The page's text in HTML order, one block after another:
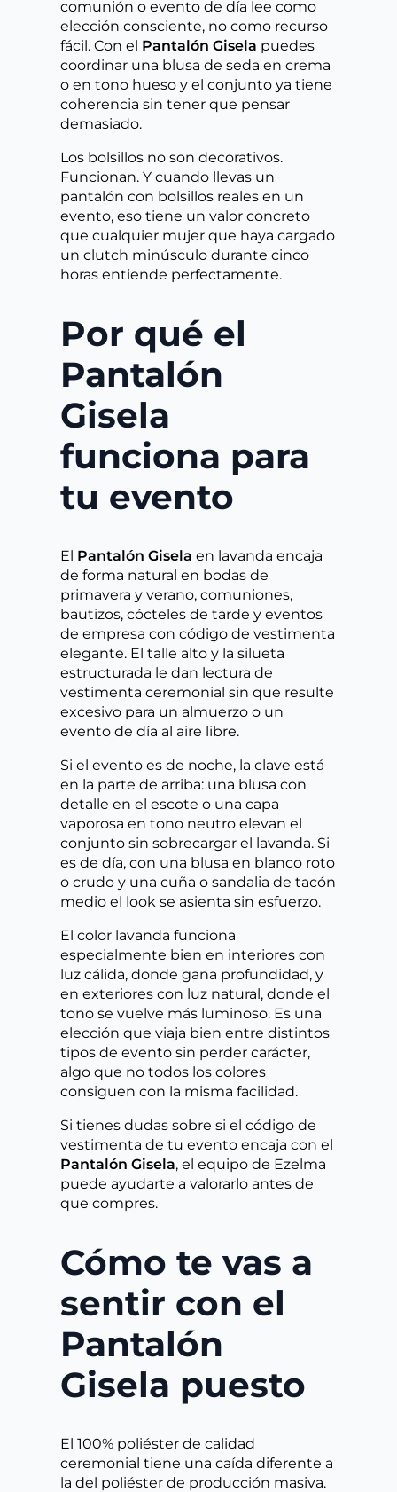
comunión o evento de día lee como
elección consciente, no como recurso
fácil. Con el Pantalón Gisela puedes
coordinar una blusa de seda en crema
o en tono hueso y el conjunto ya tiene
coherencia sin tener que pensar
demasiado.
Los bolsillos no son decorativos.
Funcionan. Y cuando llevas un
pantalón con bolsillos reales en un
evento, eso tiene un valor concreto
que cualquier mujer que haya cargado
un clutch minúsculo durante cinco
horas entiende perfectamente.
Por qué el
Pantalón
Gisela
funciona para
tu evento
El Pantalón Gisela en lavanda encaja
de forma natural en bodas de
primavera y verano, comuniones,
bautizos, cócteles de tarde y eventos
de empresa con código de vestimenta
elegante. El talle alto y la silueta
estructurada le dan lectura de
vestimenta ceremonial sin que resulte
excesivo para un almuerzo o un
evento de día al aire libre.
Si el evento es de noche, la clave está
en la parte de arriba: una blusa con
detalle en el escote o una capa
vaporosa en tono neutro elevan el
conjunto sin sobrecargar el lavanda. Si
es de día, con una blusa en blanco roto
o crudo y una cuña o sandalia de tacón
medio el look se asienta sin esfuerzo.
El color lavanda funciona
especialmente bien en interiores con
luz cálida, donde gana profundidad, y
en exteriores con luz natural, donde el
tono se vuelve más luminoso. Es una
elección que viaja bien entre distintos
tipos de evento sin perder carácter,
algo que no todos los colores
consiguen con la misma facilidad.
Si tienes dudas sobre si el código de
vestimenta de tu evento encaja con el
Pantalón Gisela, el equipo de Ezelma
puede ayudarte a valorarlo antes de
que compres.
Cómo te vas a
sentir con el
Pantalón
Gisela puesto
El 100% poliéster de calidad
ceremonial tiene una caída diferente a
la del poliéster de producción masiva.